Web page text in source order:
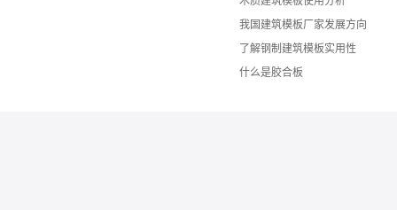
我国建筑模板厂家发展方向
了解钢制建筑模板实用性
什么是胶合板